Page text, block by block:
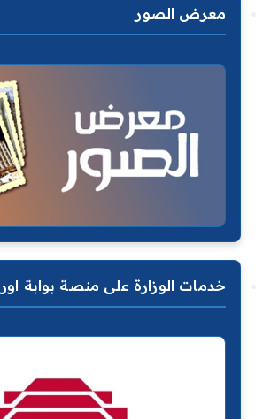
معرض الصور
خدمات الوزارة على منصة بوابة اور